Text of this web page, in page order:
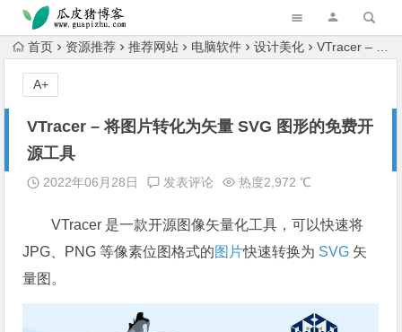
跳转到主内容
首页 资源推荐 推荐网站 电脑软件 设计美化 VTracer – 将图片转化为矢量 SVG 图形的免费开源工具
VTracer – 将图片转化为矢量 SVG 图形的免费开
源工具
2022年06月28日 发表评论 热度2,972 ℃
VTracer 是一款开源图像矢量化工具，可以快速将
JPG、PNG 等像素位图格式的图片快速转换为 SVG 矢
量图。
A+